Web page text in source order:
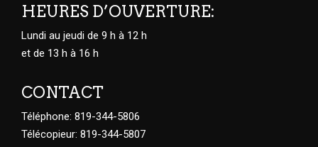
HEURES D’OUVERTURE:
Lundi au jeudi de 9 h à 12 h
et de 13 h à 16 h
CONTACT
Téléphone: 819-344-5806
Télécopieur: 819-344-5807